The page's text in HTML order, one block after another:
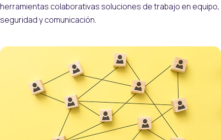
herramientas colaborativas soluciones de trabajo en equipo,
seguridad y comunicación.